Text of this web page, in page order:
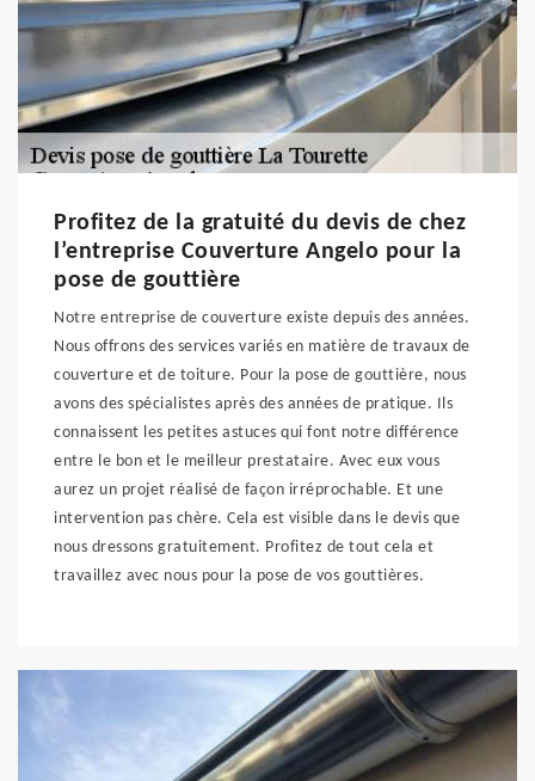
Profitez de la gratuité du devis de chez
l’entreprise Couverture Angelo pour la
pose de gouttière
Notre entreprise de couverture existe depuis des années.
Nous offrons des services variés en matière de travaux de
couverture et de toiture. Pour la pose de gouttière, nous
avons des spécialistes après des années de pratique. Ils
connaissent les petites astuces qui font notre différence
entre le bon et le meilleur prestataire. Avec eux vous
aurez un projet réalisé de façon irréprochable. Et une
intervention pas chère. Cela est visible dans le devis que
nous dressons gratuitement. Profitez de tout cela et
travaillez avec nous pour la pose de vos gouttières.